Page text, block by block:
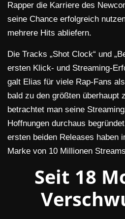
Rapper die Karriere des
seine Chance erfolgreich
mehrere Hits abliefern.
Die Tracks „Shot Clock“ und
ersten Klick- und Streaming-
galt Elias für viele Rap-Fans
bald zu den größten überhaupt
betrachtet man seine
Hoffnungen durchaus
ersten beiden Releases haben
Marke von 10 Millionen
Seit 18